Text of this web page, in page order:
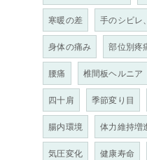
寒暖の差 手のシビレ
身体の痛み 部位別疼
腰痛 椎間板ヘルニア
四十肩 季節変り目
腸内環境 体力維持増
気圧変化 健康寿命